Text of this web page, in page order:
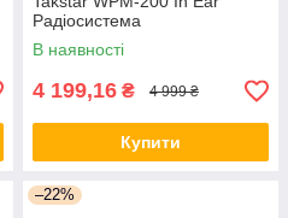
Радіосистема
В наявності
4 199,16 ₴ 4 999 ₴
Купити
–22%